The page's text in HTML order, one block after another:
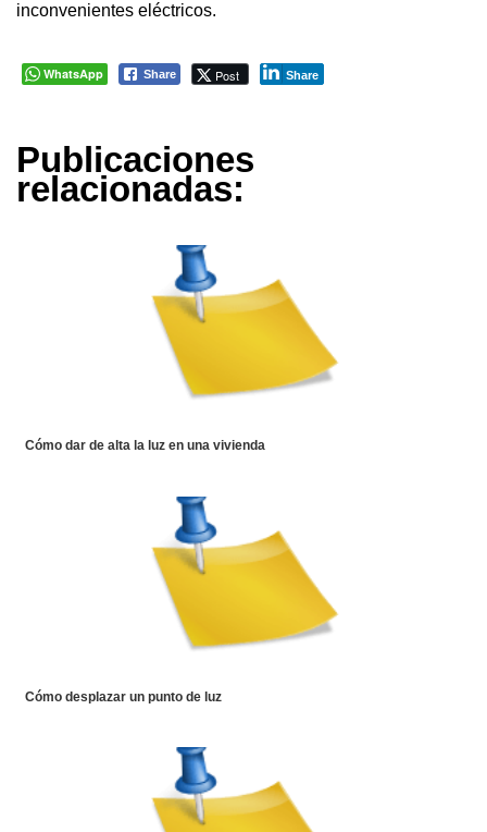
inconvenientes eléctricos.
WhatsApp Share Post Share
Publicaciones
relacionadas:
Cómo dar de alta la luz en una vivienda
Cómo desplazar un punto de luz